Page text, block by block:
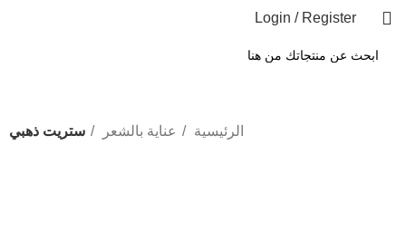
Login / Register
الرئيسية عناية بالشعر ستريت ذهبي